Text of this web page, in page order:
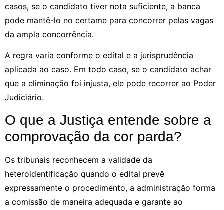
casos, se o candidato tiver nota suficiente, a banca
pode mantê-lo no certame para concorrer pelas vagas
da ampla concorrência.
A regra varia conforme o edital e a jurisprudência
aplicada ao caso. Em todo caso, se o candidato achar
que a eliminação foi injusta, ele pode recorrer ao Poder
Judiciário.
O que a Justiça entende sobre a
comprovação da cor parda?
Os tribunais reconhecem a validade da
heteroidentificação quando o edital prevê
expressamente o procedimento, a administração forma
a comissão de maneira adequada e garante ao